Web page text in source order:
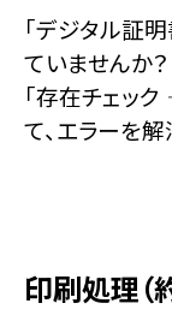
「デジタル証
ていませんか？
「存在チェッ
て、エラーを解
印刷処理（